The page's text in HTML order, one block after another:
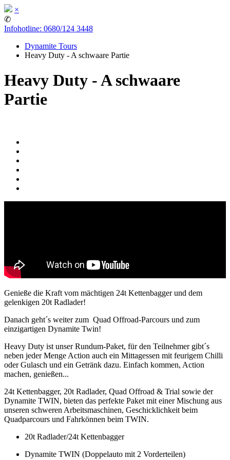
×
✆
Infohotline: 0680/124 3448
Dynamite Tours
Heavy Duty - A schwaare Partie
Heavy Duty - A schwaare
Partie
Genieße die Kraft vom mächtigen 24t Kettenbagger und dem
gelenkigen 20t Radlader!
Danach geht´s weiter zum Quad Offroad-Parcours und zum
einzigartigen Dynamite Twin!
Heavy Duty ist unser Rundum-Paket, für den Teilnehmer gibt´s
neben jeder Menge Action auch ein Mittagessen mit feurigem Chilli
oder Gulasch und ein Getränk dazu. Einfach kommen, Action
machen, genießen...
24t Kettenbagger, 20t Radlader, Quad Offroad & Trial sowie der
Dynamite TWIN, bieten das perfekte Paket mit einer Mischung aus
unseren schweren Arbeitsmaschinen, Geschicklichkeit beim
Quadparcours und Fahrkönnen beim TWIN.
20t Radlader/24t Kettenbagger
Dynamite TWIN (Doppelauto mit 2 Vorderteilen)